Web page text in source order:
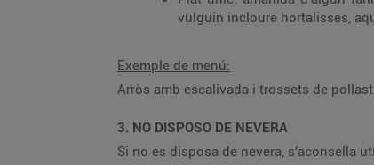
vulguin incloure hortalisses,
Exemple de menú:
Arròs amb escalivada i trossets de
3. NO DISPOSO DE NEVERA
Si no es disposa de nevera, s’aconsella